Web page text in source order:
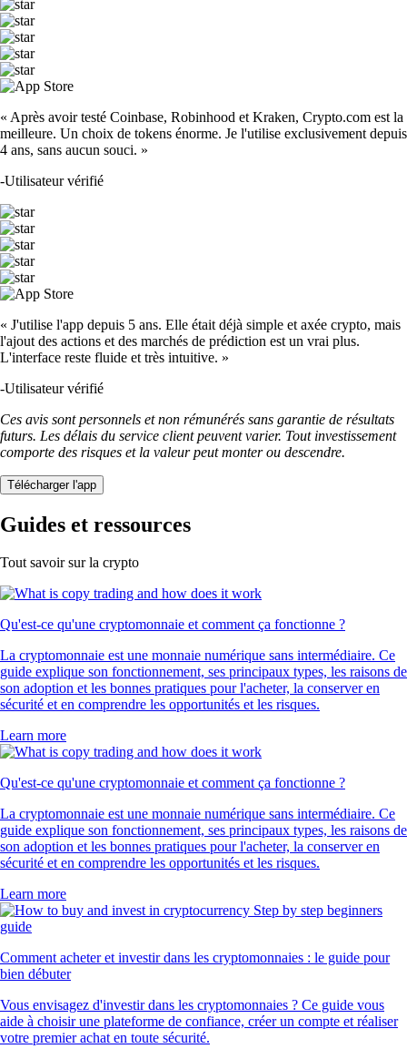
« Après avoir testé Coinbase, Robinhood et Kraken, Crypto.com est la
meilleure. Un choix de tokens énorme. Je l'utilise exclusivement depuis
4 ans, sans aucun souci. »
-Utilisateur vérifié
« J'utilise l'app depuis 5 ans. Elle était déjà simple et axée crypto, mais
l'ajout des actions et des marchés de prédiction est un vrai plus.
L'interface reste fluide et très intuitive. »
-Utilisateur vérifié
Ces avis sont personnels et non rémunérés sans garantie de résultats
futurs. Les délais du service client peuvent varier. Tout investissement
comporte des risques et la valeur peut monter ou descendre.
Télécharger l'app
Guides et ressources
Tout savoir sur la crypto
Qu'est-ce qu'une cryptomonnaie et comment ça fonctionne ?
La cryptomonnaie est une monnaie numérique sans intermédiaire. Ce
guide explique son fonctionnement, ses principaux types, les raisons de
son adoption et les bonnes pratiques pour l'acheter, la conserver en
sécurité et en comprendre les opportunités et les risques.
Learn more
Qu'est-ce qu'une cryptomonnaie et comment ça fonctionne ?
La cryptomonnaie est une monnaie numérique sans intermédiaire. Ce
guide explique son fonctionnement, ses principaux types, les raisons de
son adoption et les bonnes pratiques pour l'acheter, la conserver en
sécurité et en comprendre les opportunités et les risques.
Learn more
Comment acheter et investir dans les cryptomonnaies : le guide pour
bien débuter
Vous envisagez d'investir dans les cryptomonnaies ? Ce guide vous
aide à choisir une plateforme de confiance, créer un compte et réaliser
votre premier achat en toute sécurité.